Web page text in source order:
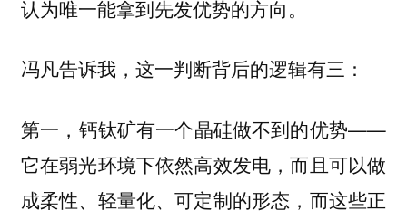
认为唯一能拿到先发优势的方向。
冯凡告诉我，这一判断背后的逻辑有三：
第一，钙钛矿有一个晶硅做不到的优势——
它在弱光环境下依然高效发电，而且可以做
成柔性、轻量化、可定制的形态，而这些正